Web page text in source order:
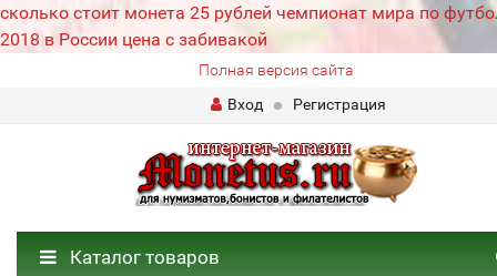
сколько стоит монета 25 рублей чемпионат мира по
2018 в России цена с забивакой
Полная версия сайта
Вход
Регистрация
Каталог товаров